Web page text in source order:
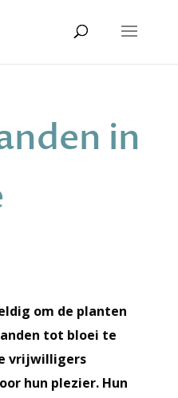
in
om de planten
tot bloei te
vrijwilligers
hun plezier. Hun